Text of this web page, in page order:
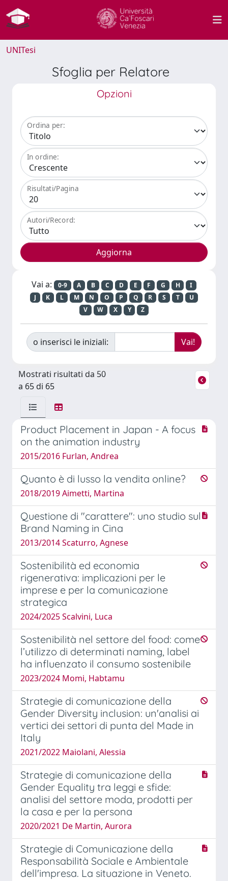
UNITesi
Sfoglia per Relatore
Opzioni
Ordina per:
In ordine:
Risultati/Pagina
Autori/Record:
Vai a: 0-9 A B C D E F G H
I
J
K L M N O P Q R S T
U
V
W X Y Z
o inserisci le iniziali:
Mostrati risultati da 50
a 65 di 65
Product Placement in Japan - A focus
on the animation industry
2015/2016 Furlan, Andrea
Quanto è di lusso la vendita online?
2018/2019 Aimetti, Martina
Questione di "carattere": uno studio sul
Brand Naming in Cina
2013/2014 Scaturro, Agnese
Sostenibilità ed economia
rigenerativa: implicazioni per le
imprese e per la comunicazione
strategica
2024/2025 Scalvini, Luca
Sostenibilità nel settore del food: come
l’utilizzo di determinati naming, label
ha influenzato il consumo sostenibile
2023/2024 Momi, Habtamu
Strategie di comunicazione della
Gender Diversity inclusion: un'analisi ai
vertici dei settori di punta del Made in
Italy
2021/2022 Maiolani, Alessia
Strategie di comunicazione della
Gender Equality tra leggi e sfide:
analisi del settore moda, prodotti per
la casa e per la persona
2020/2021 De Martin, Aurora
Strategie di Comunicazione della
Responsabilità Sociale e Ambientale
dell'impresa. La situazione in Veneto.